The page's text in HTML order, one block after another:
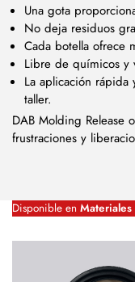
Una gota
No deja residuos
Cada botella ofrece
Libre de químicos y
La aplicación
taller.
DAB Molding Release
frustraciones y
Disponible en Materiales